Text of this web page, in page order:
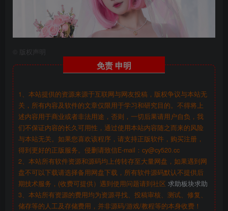
版权声明
免责 申明
1、本站提供的资源来源于互联网与网友投稿，版权争议与本站无
关，所有内容及软件的文章仅限用于学习和研究目的。不得将上
述内容用于商业或者非法用途，否则，一切后果请用户自负，我
们不保证内容的长久可用性，通过使用本站内容随之而来的风险
与本站无关。如果您喜欢该程序，请支持正版软件，购买注册，
得到更好的正版服务。侵删请致信E-mail：cy@cy520.cc
2、本站所有软件资源和源码均上传转存至大量网盘，如果遇到网
盘不可以下载请选择备用网盘下载，所有软件源码默认不提供后
期技术服务，(收费可提供）遇到使用问题请到社区 求助板块求助
3、本站所有资源的费用均为资源寻找、投稿审核、测试、修复、
储存等的人工及存储费用，并非源码/游戏/教程等的本身收费！